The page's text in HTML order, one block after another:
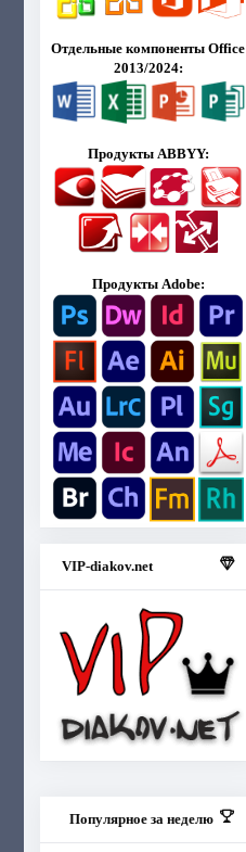
Отдельные компоненты Office
2013/2024:
Продукты ABBYY:
Продукты Adobe:
VIP-diakov.net
Популярное за неделю